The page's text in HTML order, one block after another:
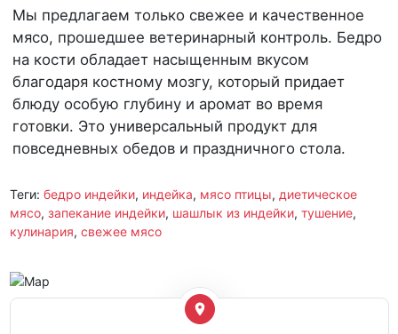
Мы предлагаем только свежее и качественное
мясо, прошедшее ветеринарный контроль. Бедро
на кости обладает насыщенным вкусом
благодаря костному мозгу, который придает
блюду особую глубину и аромат во время
готовки. Это универсальный продукт для
повседневных обедов и праздничного стола.
Теги: бедро индейки, индейка, мясо птицы, диетическое
мясо, запекание индейки, шашлык из индейки, тушение,
кулинария, свежее мясо